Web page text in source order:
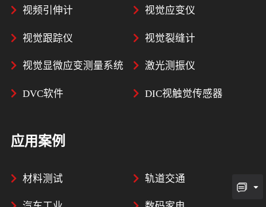
视频引伸计 视觉应变仪
视觉跟踪仪 视觉裂缝计
视觉显微应变测量系统 激光测振仪
DVC软件 DIC视触觉传感器
应用案例
材料测试 轨道交通